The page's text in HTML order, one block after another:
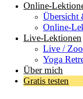
Online-
Übersicht
Online-
Live-Lektionen
Live /
Yoga
Über mich
Gratis testen